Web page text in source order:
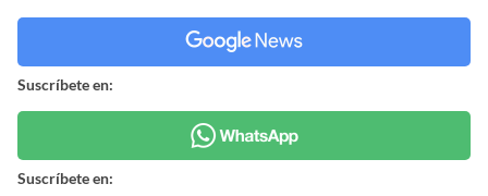
Suscríbete en:
Suscríbete en: